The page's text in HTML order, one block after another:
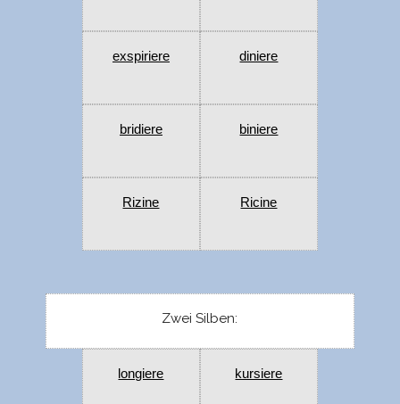
exspiriere diniere
bridiere biniere
Rizine Ricine
Zwei Silben:
longiere kursiere